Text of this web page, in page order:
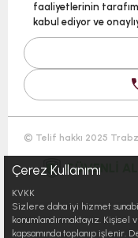
faaliyetlerinin
kabul ediyor ve
© Telif hakkı 2025
Çerez Kullanımı
KVKK
Sizlere daha iyi hizmet
konumlandırmaktayız. Kişisel
kapsamında toplanıp işlenir.